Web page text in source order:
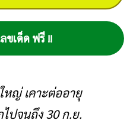
ขเด็ด ฟรี !!
ญ่ เคาะต่ออายุ
ปจนถึง 30 ก.ย.